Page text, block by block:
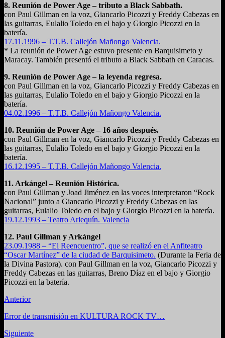
8. Reunión de Power Age – tributo a Black Sabbath.
con Paul Gillman en la voz, Giancarlo Picozzi y Freddy Cabezas en
las guitarras, Eulalio Toledo en el bajo y Giorgio Picozzi en la
batería.
17.11.1996 – T.T.B. Callejón Mañongo Valencia.
* La reunión de Power Age estuvo presente en Barquisimeto y
Maracay. También presentó el tributo a Black Sabbath en Caracas.
9. Reunión de Power Age – la leyenda regresa.
con Paul Gillman en la voz, Giancarlo Picozzi y Freddy Cabezas en
las guitarras, Eulalio Toledo en el bajo y Giorgio Picozzi en la
batería.
04.02.1996 – T.T.B. Callejón Mañongo Valencia.
10. Reunión de Power Age – 16 años después.
con Paul Gillman en la voz, Giancarlo Picozzi y Freddy Cabezas en
las guitarras, Eulalio Toledo en el bajo y Giorgio Picozzi en la
batería.
16.12.1995 – T.T.B. Callejón Mañongo Valencia.
11. Arkángel – Reunión Histórica.
con Paul Gillman y Joad Jiménez en las voces interpretaron “Rock
Nacional” junto a Giancarlo Picozzi y Freddy Cabezas en las
guitarras, Eulalio Toledo en el bajo y Giorgio Picozzi en la batería.
19.12.1993 – Teatro Arlequín. Valencia
12. Paul Gillman y Arkángel
23.09.1988 – “El Reencuentro”, que se realizó en el Anfiteatro
“Oscar Martínez” de la ciudad de Barquisimeto. (Durante la Feria de
la Divina Pastora). con Paul Gillman en la voz, Giancarlo Picozzi y
Freddy Cabezas en las guitarras, Breno Díaz en el bajo y Giorgio
Picozzi en la batería.
Anterior
Error de transmisión en KULTURA ROCK TV…
Siguiente